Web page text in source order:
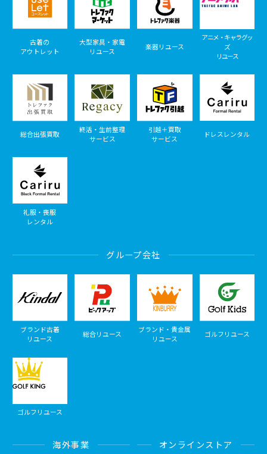
古着の
アウトレット
大型家具・家電
リユース
楽器リユース
アニメ・キャラグッ
ズ
リユース
総合出張買取
終活・生前整理
サービス
引越＋買取
サービス
ドレスレンタル
礼服・喪服
レンタル
グループ会社
ブランド古着
リユース
総合リユース
ブランド・貴金属
リユース
ゴルフリユース
ゴルフリユース
海外事業 オンラインストア